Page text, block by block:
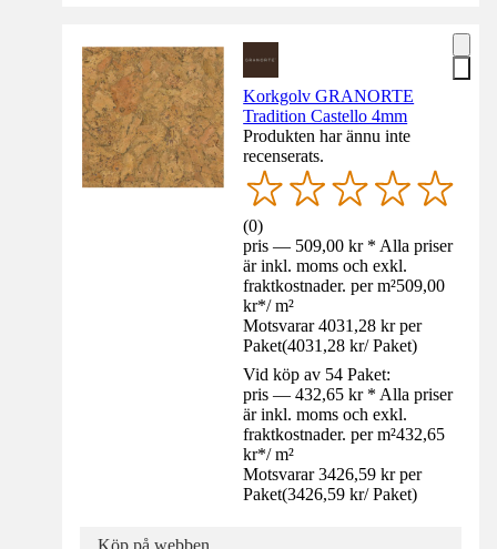
Korkgolv GRANORTE
Tradition Castello 4mm
Produkten har ännu inte
recenserats.
(0)
pris — 509,00 kr * Alla priser
är inkl. moms och exkl.
fraktkostnader. per m²509,00
kr*/ m²
Motsvarar 4031,28 kr per
Paket(4031,28 kr/ Paket)
Vid köp av 54 Paket:
pris — 432,65 kr * Alla priser
är inkl. moms och exkl.
fraktkostnader. per m²432,65
kr*/ m²
Motsvarar 3426,59 kr per
Paket(3426,59 kr/ Paket)
Köp på webben